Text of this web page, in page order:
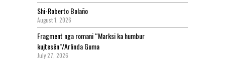
Shi-Roberto Bolaño
August 1, 2026
Fragment nga romani “Marksi ka humbur
kujtesën”/Arlinda Guma
July 27, 2026